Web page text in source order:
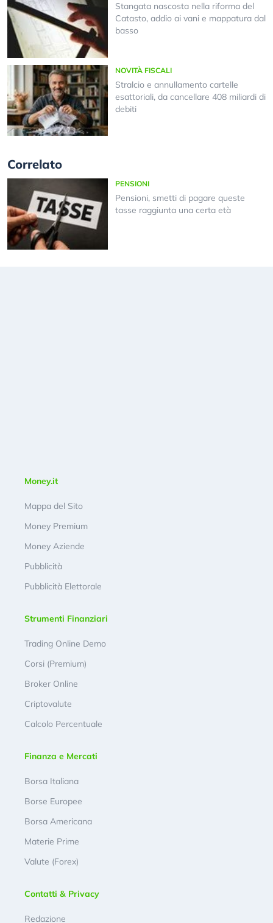
Stangata nascosta nella riforma del
Catasto, addio ai vani e mappatura dal
basso
NOVITÀ FISCALI
Stralcio e annullamento cartelle
esattoriali, da cancellare 408 miliardi di
debiti
Correlato
PENSIONI
Pensioni, smetti di pagare queste
tasse raggiunta una certa età
Money.it
Mappa del Sito
Money Premium
Money Aziende
Pubblicità
Pubblicità Elettorale
Strumenti Finanziari
Trading Online Demo
Corsi (Premium)
Broker Online
Criptovalute
Calcolo Percentuale
Finanza e Mercati
Borsa Italiana
Borse Europee
Borsa Americana
Materie Prime
Valute (Forex)
Contatti & Privacy
Redazione